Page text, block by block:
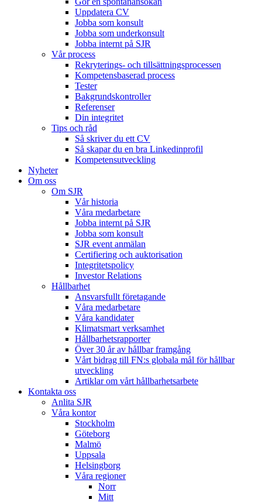
Uppdatera CV
Jobba som konsult
Jobba som underkonsult
Jobba internt på SJR
Vår process
Rekryterings- och tillsättningsprocessen
Kompetensbaserad process
Tester
Bakgrundskontroller
Referenser
Din integritet
Tips och råd
Så skriver du ett CV
Så skapar du en bra Linkedinprofil
Kompetensutveckling
Nyheter
Om oss
Om SJR
Vår historia
Våra medarbetare
Jobba internt på SJR
Jobba som konsult
SJR event anmälan
Certifiering och auktorisation
Integritetspolicy
Investor Relations
Hållbarhet
Ansvarsfullt företagande
Våra medarbetare
Våra kandidater
Klimatsmart verksamhet
Hållbarhetsrapporter
Över 30 år av hållbar framgång
Vårt bidrag till FN:s globala mål för hållbar
utveckling
Artiklar om vårt hållbarhetsarbete
Kontakta oss
Anlita SJR
Våra kontor
Stockholm
Göteborg
Malmö
Uppsala
Helsingborg
Våra regioner
Norr
Mitt